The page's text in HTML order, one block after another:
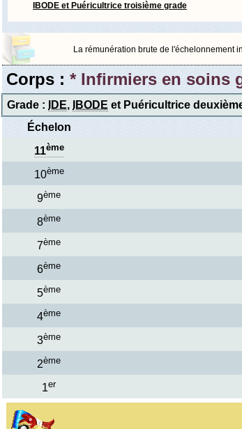
IBODE et Puéricultrice troisième grade
La rémunération brute de l'échelonnement
Corps : * Infirmiers en soins
Grade : IDE, IBODE et Puéricultrice
Échelon
11ème
10ème
9ème
8ème
7ème
6ème
5ème
4ème
3ème
2ème
1er